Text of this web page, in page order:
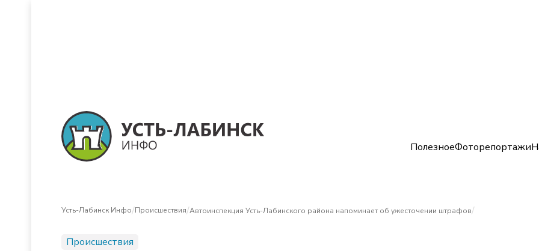
ПолезноеФоторепортажи
Усть-Лабинск Инфо/Происшествия/Автоинспекция Усть-Лабинского района напоминает об ужесточении штрафов/
Происшествия